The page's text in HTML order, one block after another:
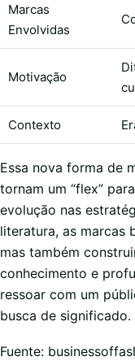
Marcas
Envolvidas
Motivação
Contexto
Essa nova forma de
tornam um “flex”
evolução nas
literatura, as marcas
mas também
conhecimento e
ressoar com um
busca de significado.
Fuente: